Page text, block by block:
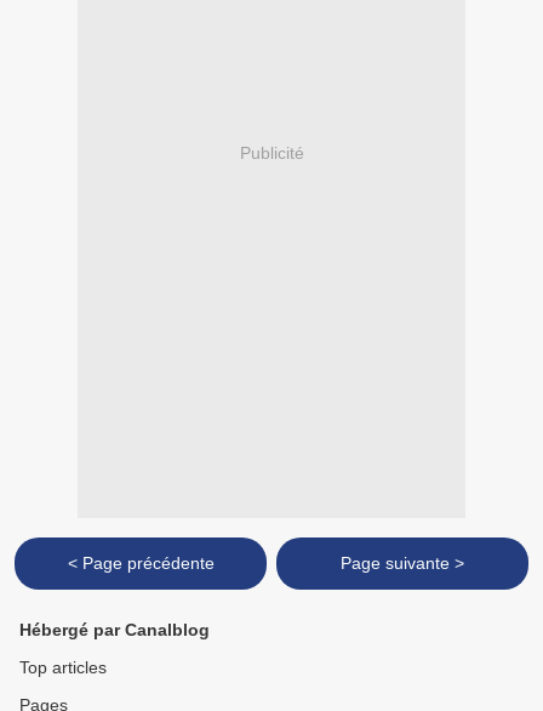
Publicité
< Page précédente Page suivante >
Hébergé par Canalblog
Top articles
Pages